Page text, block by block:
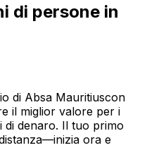
di persone in
di Absa Mauritiuscon
il miglior valore per i
di denaro. Il tuo primo
ora e